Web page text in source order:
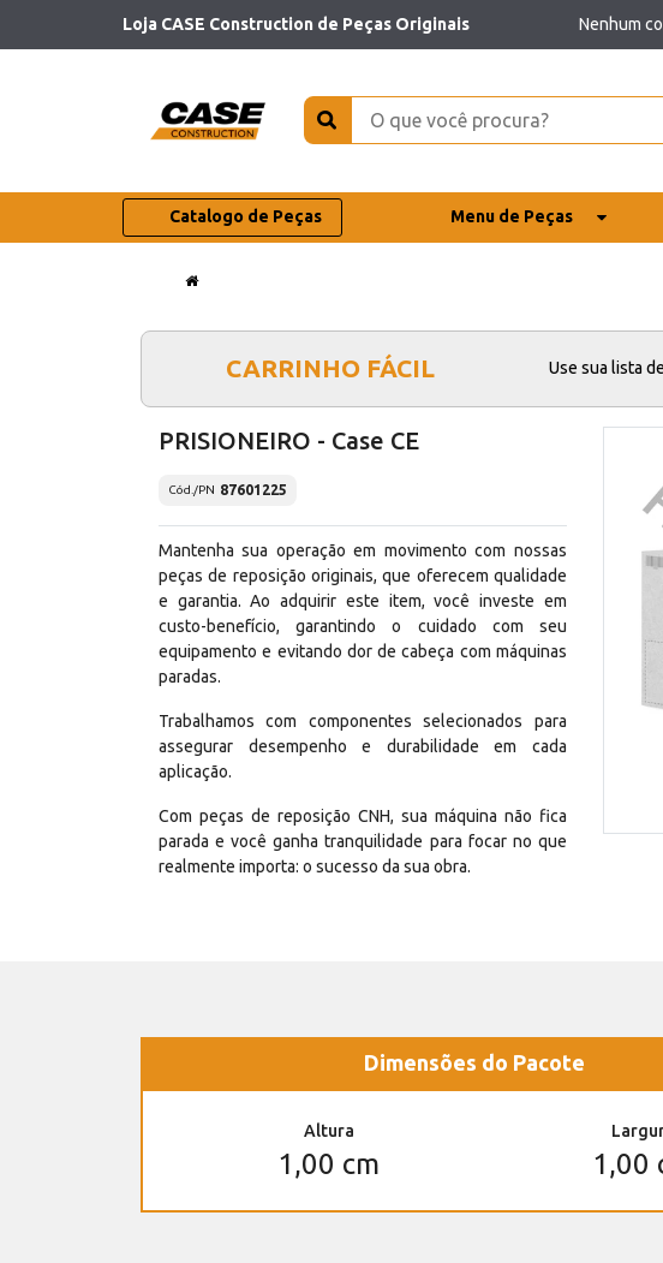
Loja CASE Construction de Peças Originais Nenhum
Catalogo de Peças Menu de Peças
CARRINHO FÁCIL Use sua lista
PRISIONEIRO - Case CE
Cód./PN 87601225
Mantenha sua operação em movimento com nossas
peças de reposição originais, que oferecem qualidade
e garantia. Ao adquirir este item, você investe em
custo-benefício, garantindo o cuidado com seu
equipamento e evitando dor de cabeça com máquinas
paradas.
Trabalhamos com componentes selecionados para
assegurar desempenho e durabilidade em cada
aplicação.
Com peças de reposição CNH, sua máquina não fica
parada e você ganha tranquilidade para focar no que
realmente importa: o sucesso da sua obra.
Dimensões do Pacote
Altura
1,00 cm 1,00